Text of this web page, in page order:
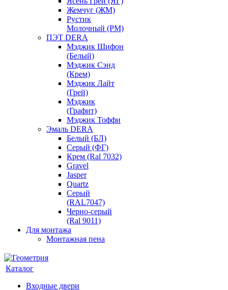
Жемчуг (ЖМ)
Рустик
Молочный (РМ)
ПЭТ DERA
Мэджик Шифон
(Белый)
Мэджик Сэнд
(Крем)
Мэджик Лайт
(Грей)
Мэджик
(Графит)
Мэджик Тоффи
Эмаль DERA
Белый (БЛ)
Серый (ФГ)
Крем (Ral 7032)
Gravel
Jasper
Quartz
Серый
(RAL7047)
Черно-серый
(Ral 9011)
Для монтажа
Монтажная пена
Каталог
Входные двери